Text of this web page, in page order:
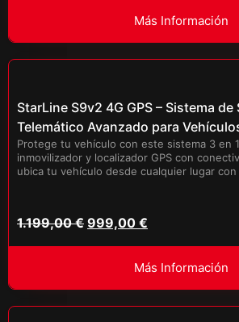
Más Información
StarLine S9v2 4G GPS – Sistema de
Telemático Avanzado para
Protege tu vehículo con este sistema 3 en
inmovilizador y localizador GPS con
ubica tu vehículo desde cualquier lugar
1.199,00€ 999,00 €
Más Información